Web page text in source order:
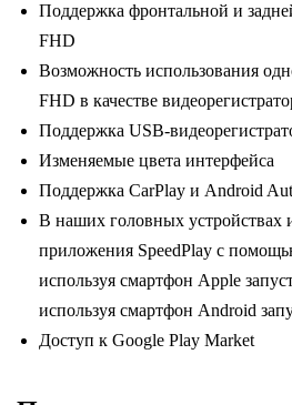
Поддержка фронтальной и
FHD
Возможность использования
FHD в качестве
Поддержка USB-
Изменяемые цвета интерфейса
Поддержка CarPlay и Android
В наших головных устройствах
приложения SpeedPlay с
используя смартфон Apple
используя смартфон Android
Доступ к Google Play Market